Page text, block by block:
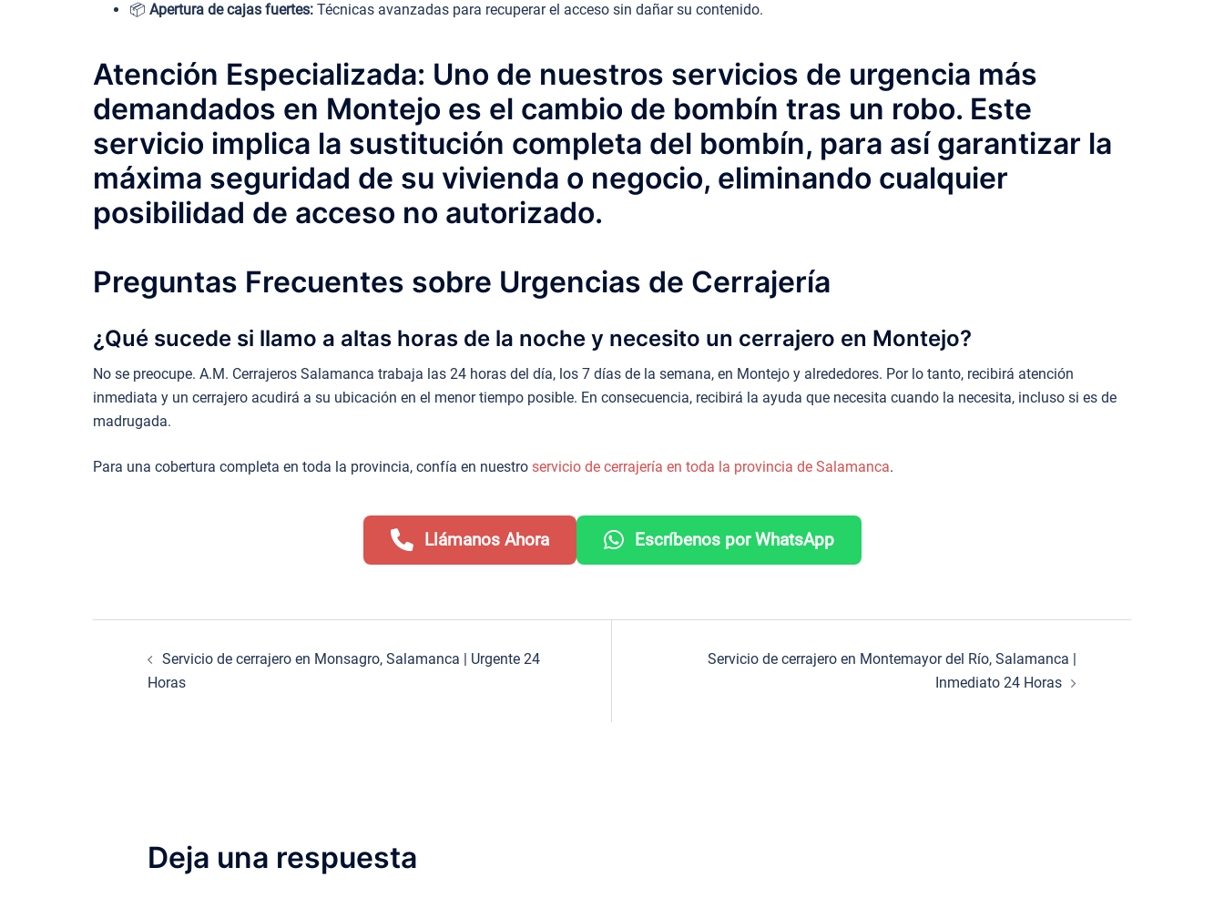
📦 Apertura de cajas fuertes: Técnicas avanzadas para recuperar el acceso sin dañar su contenido.
Atención Especializada: Uno de nuestros servicios de urgencia más
demandados en Montejo es el cambio de bombín tras un robo. Este
servicio implica la sustitución completa del bombín, para así garantizar la
máxima seguridad de su vivienda o negocio, eliminando cualquier
posibilidad de acceso no autorizado.
Preguntas Frecuentes sobre Urgencias de Cerrajería
¿Qué sucede si llamo a altas horas de la noche y necesito un cerrajero en Montejo?
No se preocupe. A.M. Cerrajeros Salamanca trabaja las 24 horas del día, los 7 días de la semana, en Montejo y alrededores. Por lo tanto, recibirá atención
inmediata y un cerrajero acudirá a su ubicación en el menor tiempo posible. En consecuencia, recibirá la ayuda que necesita cuando la necesita, incluso si es de
madrugada.
Para una cobertura completa en toda la provincia, confía en nuestro servicio de cerrajería en toda la provincia de Salamanca.
Llámanos Ahora Escríbenos por WhatsApp
Navegación
Servicio de cerrajero en Monsagro, Salamanca | Urgente 24
Horas
Servicio de cerrajero en Montemayor del Río, Salamanca |
Inmediato 24 Horas
Deja una respuesta